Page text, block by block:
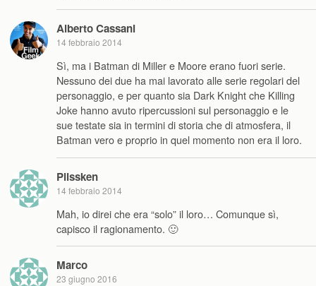
Alberto Cassani
14 febbraio 2014
Sì, ma i Batman di Miller e Moore erano fuori serie.
Nessuno dei due ha mai lavorato alle serie regolari del
personaggio, e per quanto sia Dark Knight che Killing
Joke hanno avuto ripercussioni sul personaggio e le
sue testate sia in termini di storia che di atmosfera, il
Batman vero e proprio in quel momento non era il loro.
Plissken
14 febbraio 2014
Mah, io direi che era “solo” il loro… Comunque sì,
capisco il ragionamento. 🙂
Marco
23 giugno 2016